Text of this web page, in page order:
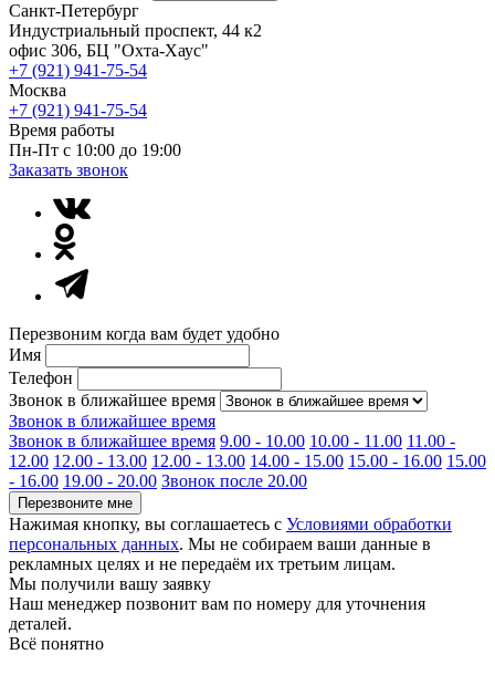
Санкт-Петербург
Индустриальный проспект, 44 к2
офис 306, БЦ "Охта-Хаус"
+7 (921) 941-75-54
Москва
+7 (921) 941-75-54
Время работы
Пн-Пт с 10:00 до 19:00
Заказать звонок
Перезвоним когда вам будет удобно
Имя
Телефон
Звонок в ближайшее время
Звонок в ближайшее время
Звонок в ближайшее время 9.00 - 10.00 10.00 - 11.00 11.00 -
12.00 12.00 - 13.00 12.00 - 13.00 14.00 - 15.00 15.00 - 16.00 15.00
- 16.00 19.00 - 20.00 Звонок после 20.00
Перезвоните мне
Нажимая кнопку, вы соглашаетесь с Условиями обработки
персональных данных. Мы не собираем ваши данные в
рекламных целях и не передаём их третьим лицам.
Мы получили вашу заявку
Наш менеджер позвонит вам по номеру для уточнения
деталей.
Всё понятно